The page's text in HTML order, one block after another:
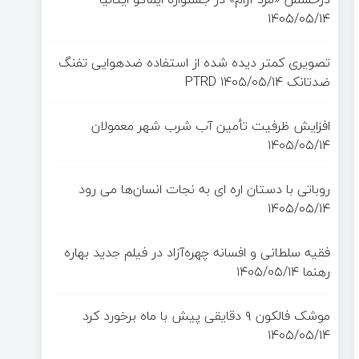
۱۴۰۵/۰۵/۱۴
تصویری کمتر دیده شده از استفاده ضدهوایی تفنگ
ضدتانک PTRD ۱۴۰۵/۰۵/۱۴
افزایش ظرفیت تأمین آب شرب شهر معمولان
۱۴۰۵/۰۵/۱۴
روباتی با دستان اره ای به نجات انسان‌ها می رود
۱۴۰۵/۰۵/۱۴
فقیه سلطانی و افسانه چهره‌آزاد در فیلم جدید بهاره
رهنما ۱۴۰۵/۰۵/۱۴
موشک فالکون ۹ دقایقی پیش با ماه برخورد کرد
۱۴۰۵/۰۵/۱۴